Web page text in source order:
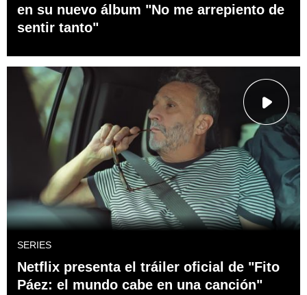
en su nuevo álbum "No me arrepiento de
sentir tanto"
SERIES
Netflix presenta el tráiler oficial de "Fito
Páez: el mundo cabe en una canción"